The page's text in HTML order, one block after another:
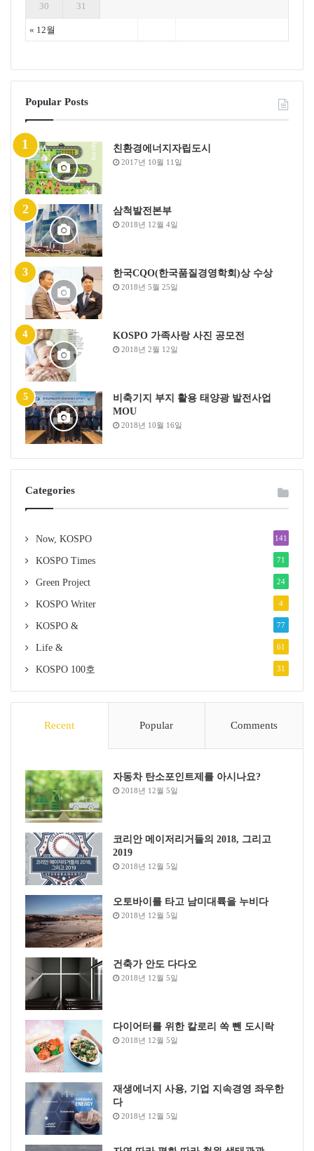
« 12월
30 31
Popular Posts
친환경에너지자립도시
2017년 10월 11일
삼척발전본부
2018년 12월 4일
한국CQO(한국품질경영학회)상 수상
2018년 5월 25일
KOSPO 가족사랑 사진 공모전
2018년 2월 12일
비축기지 부지 활용 태양광 발전사업
MOU
2018년 10월 16일
Categories
Now, KOSPO 141
KOSPO Times 71
Green Project 24
KOSPO Writer 4
KOSPO & 77
Life & 61
KOSPO 100호 31
Recent Popular Comments
자동차 탄소포인트제를 아시나요?
2018년 12월 5일
코리안 메이저리거들의 2018, 그리고
2019
2018년 12월 5일
오토바이를 타고 남미대륙을 누비다
2018년 12월 5일
건축가 안도 다다오
2018년 12월 5일
다이어터를 위한 칼로리 쏙 뺀 도시락
2018년 12월 5일
재생에너지 사용, 기업 지속경영 좌우한
다
2018년 12월 5일